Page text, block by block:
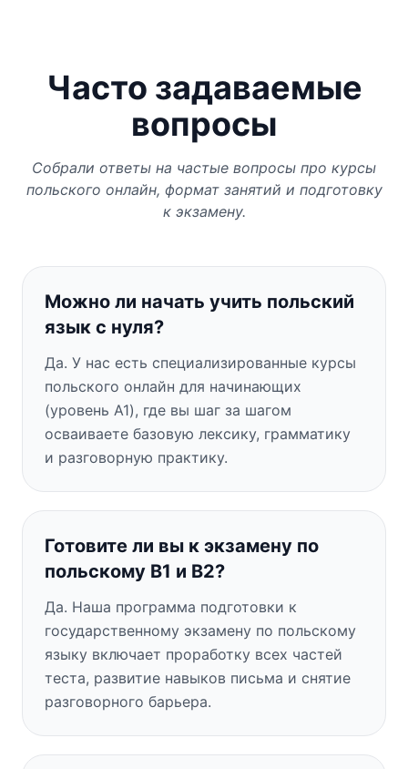
Часто задаваемые
вопросы
Собрали ответы на частые вопросы про курсы
польского онлайн, формат занятий и подготовку
к экзамену.
Можно ли начать учить польский
язык с нуля?
Да. У нас есть специализированные курсы
польского онлайн для начинающих
(уровень A1), где вы шаг за шагом
осваиваете базовую лексику, грамматику
и разговорную практику.
Готовите ли вы к экзамену по
польскому B1 и B2?
Да. Наша программа подготовки к
государственному экзамену по польскому
языку включает проработку всех частей
теста, развитие навыков письма и снятие
разговорного барьера.